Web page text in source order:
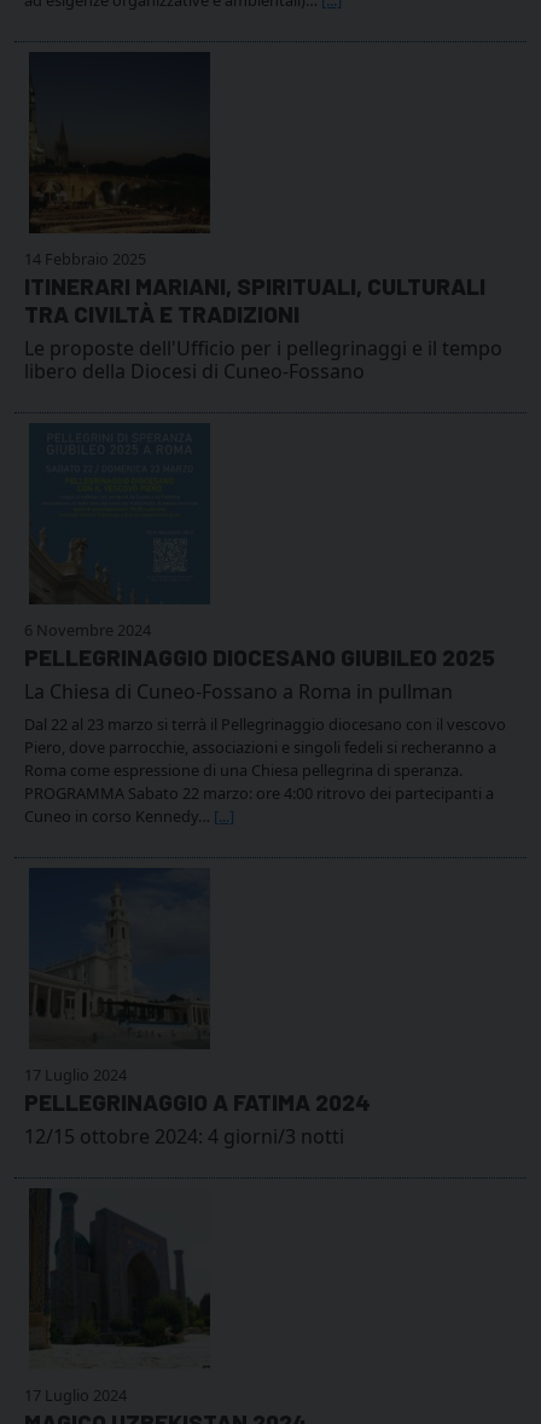
14 Febbraio 2025
ITINERARI MARIANI, SPIRITUALI, CULTURALI
TRA CIVILTÀ E TRADIZIONI
Le proposte dell'Ufficio per i pellegrinaggi e il tempo
libero della Diocesi di Cuneo-Fossano
6 Novembre 2024
PELLEGRINAGGIO DIOCESANO GIUBILEO 2025
La Chiesa di Cuneo-Fossano a Roma in pullman
Dal 22 al 23 marzo si terrà il Pellegrinaggio diocesano con il vescovo
Piero, dove parrocchie, associazioni e singoli fedeli si recheranno a
Roma come espressione di una Chiesa pellegrina di speranza.
PROGRAMMA Sabato 22 marzo: ore 4:00 ritrovo dei partecipanti a
Cuneo in corso Kennedy… [...]
17 Luglio 2024
PELLEGRINAGGIO A FATIMA 2024
12/15 ottobre 2024: 4 giorni/3 notti
17 Luglio 2024